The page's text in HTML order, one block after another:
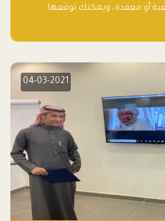
أو معقدة، ويمكنك توقعها
04-03-2021